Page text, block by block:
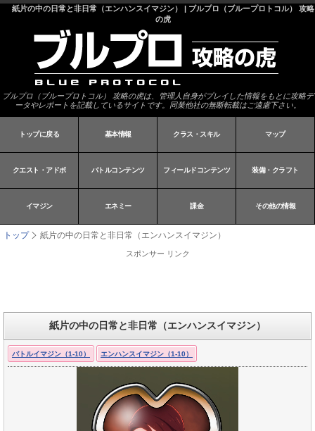
紙片の中の日常と非日常（エンハンスイマジン） | ブルプロ（ブループロトコル） 攻略
の虎
ブルプロ（ブループロトコル） 攻略の虎は、管理人自身がプレイした情報をもとに攻略デ
ータやレポートを記載しているサイトです。同業他社の無断転載はご遠慮下さい。
トップに戻る 基本情報 クラス・スキル マップ
クエスト・アドボ バトルコンテンツ フィールドコンテンツ 装備・クラフト
イマジン エネミー 課金 その他の情報
トップ 紙片の中の日常と非日常（エンハンスイマジン）
スポンサー リンク
紙片の中の日常と非日常（エンハンスイマジン）
バトルイマジン（1-10） エンハンスイマジン（1-10）